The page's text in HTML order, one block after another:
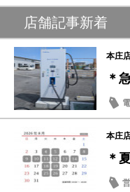
店舗記事新着
本庄
＊
本庄
＊